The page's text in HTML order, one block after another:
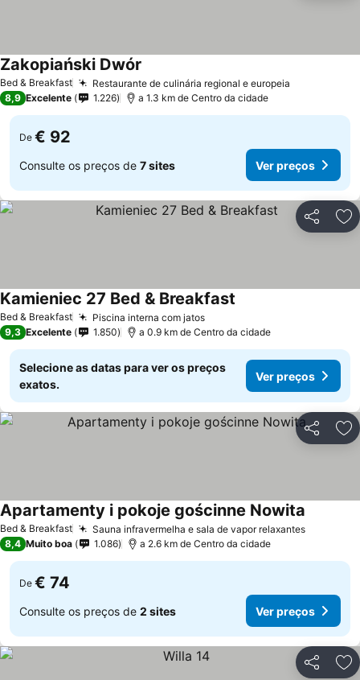
Bed & Breakfast Restaurante de culinária regional e europeia
Zakopiański Dwór
8,9 Excelente 1.226 a 1.3 km de Centro da cidade
De € 92
Consulte os preços de 7 sites Ver preços
Partilhar
Bed & Breakfast Piscina interna com jatosVer preços
Kamieniec 27 Bed & Breakfast
9,3 Excelente 1.850 a 0.9 km de Centro da cidade
Selecione as datas para ver os preços
exatos.
Ver preços
Partilhar
Bed & Breakfast Sauna infravermelha e sala de vapor relaxantesVer
Apartamenty i pokoje gościnne Nowita
8,4 Muito boa 1.086 a 2.6 km de Centro da cidade
De € 74
Consulte os preços de 2 sites Ver preços
Partilhar